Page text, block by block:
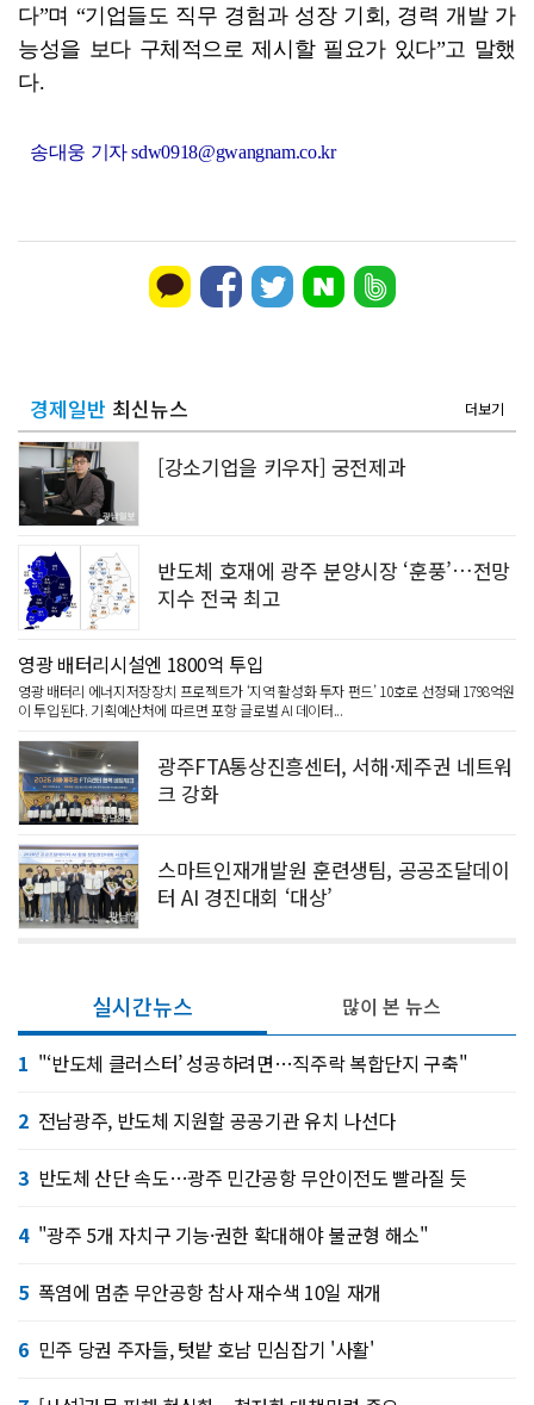
다”며 “기업들도 직무 경험과 성장 기회, 경력 개발 가
능성을 보다 구체적으로 제시할 필요가 있다”고 말했
다.
송대웅 기자 sdw0918@gwangnam.co.kr
경제일반 최신뉴스 더보기
[강소기업을 키우자] 궁전제과
반도체 호재에 광주 분양시장 ‘훈풍’…전망
지수 전국 최고
영광 배터리시설엔 1800억 투입
영광 배터리 에너지저장장치 프로젝트가 ‘지역 활성화 투자 펀드’ 10호로 선정돼 1798억원
이 투입된다. 기획예산처에 따르면 포항 글로벌 AI 데이터...
광주FTA통상진흥센터, 서해·제주권 네트워
크 강화
스마트인재개발원 훈련생팀, 공공조달데이
터 AI 경진대회 ‘대상’
실시간뉴스
1 "‘반도체 클러스터’ 성공하려면…직주락 복합단지 구축"
2 전남광주, 반도체 지원할 공공기관 유치 나선다
3 반도체 산단 속도…광주 민간공항 무안이전도 빨라질 듯
4 "광주 5개 자치구 기능·권한 확대해야 불균형 해소"
5 폭염에 멈춘 무안공항 참사 재수색 10일 재개
6 민주 당권 주자들, 텃밭 호남 민심잡기 '사활'
많이 본 뉴스